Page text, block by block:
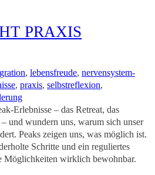
PRAXIS
, lebensfreude, nervensystem-
, praxis, selbstreflexion
Erlebnisse – das Retreat, das
und wundern uns, warum sich unser
Peaks zeigen uns, was möglich ist.
Schritte und ein reguliertes
Möglichkeiten wirklich bewohnbar.